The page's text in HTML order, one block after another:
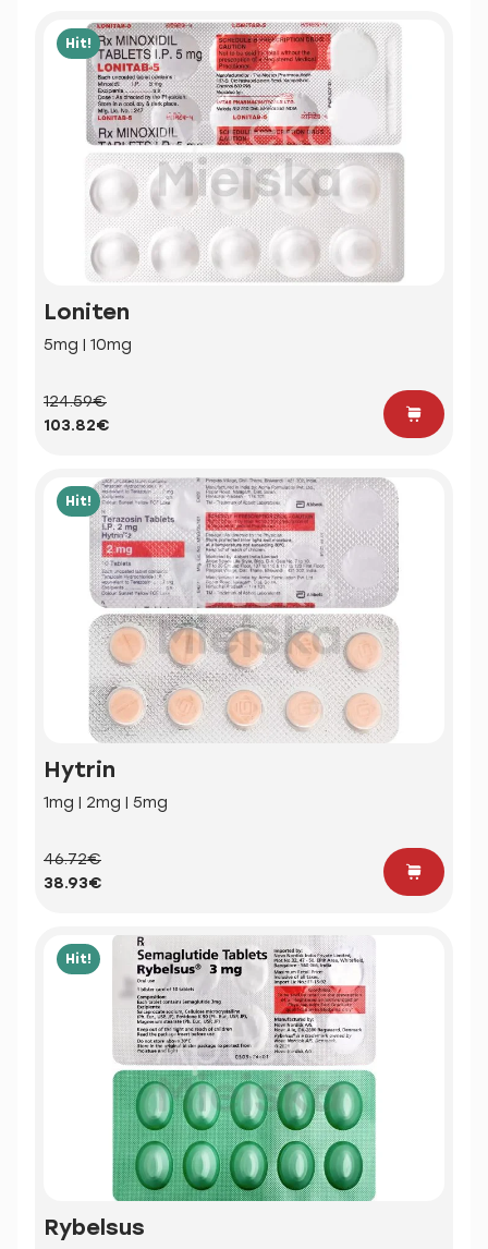
Hit!
Loniten
5mg | 10mg
124.59€
103.82€
Hit!
Hytrin
1mg | 2mg | 5mg
46.72€
38.93€
Hit!
Rybelsus